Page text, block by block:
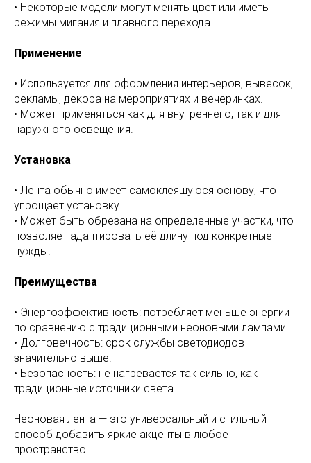
• Некоторые модели могут менять цвет или иметь
режимы мигания и плавного перехода.
Применение
• Используется для оформления интерьеров, вывесок,
рекламы, декора на мероприятиях и вечеринках.
• Может применяться как для внутреннего, так и для
наружного освещения.
Установка
• Лента обычно имеет самоклеящуюся основу, что
упрощает установку.
• Может быть обрезана на определенные участки, что
позволяет адаптировать её длину под конкретные
нужды.
Преимущества
• Энергоэффективность: потребляет меньше энергии
по сравнению с традиционными неоновыми лампами.
• Долговечность: срок службы светодиодов
значительно выше.
• Безопасность: не нагревается так сильно, как
традиционные источники света.
Неоновая лента — это универсальный и стильный
способ добавить яркие акценты в любое
пространство!